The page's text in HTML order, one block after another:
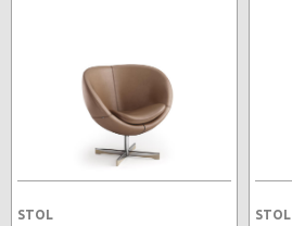
STOL STOL